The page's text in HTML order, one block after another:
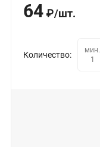
64 ₽/шт.
Количество:
мин.
1